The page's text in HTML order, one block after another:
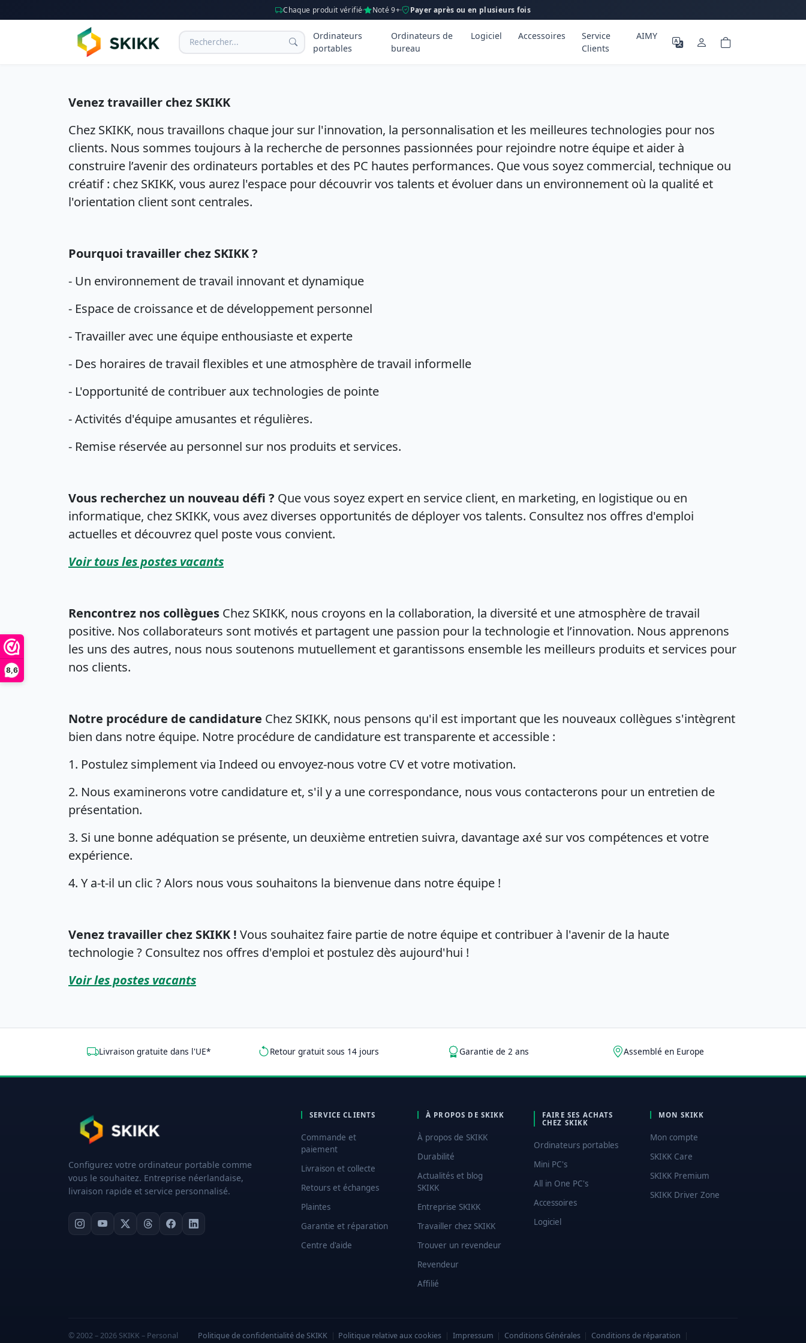
8,6
Chaque produit vérifié Noté 9+ Payer après ou en plusieurs fois
Ordinateurs
portables
Ordinateurs de
bureau
Logiciel Accessoires
Service
Clients
AIMY
Venez travailler chez SKIKK
Chez SKIKK, nous travaillons chaque jour sur l'innovation, la personnalisation et les meilleures technologies pour nos
clients. Nous sommes toujours à la recherche de personnes passionnées pour rejoindre notre équipe et aider à
construire l’avenir des ordinateurs portables et des PC hautes performances. Que vous soyez commercial, technique ou
créatif : chez SKIKK, vous aurez l'espace pour découvrir vos talents et évoluer dans un environnement où la qualité et
l'orientation client sont centrales.
Pourquoi travailler chez SKIKK ?
- Un environnement de travail innovant et dynamique
- Espace de croissance et de développement personnel
- Travailler avec une équipe enthousiaste et experte
- Des horaires de travail flexibles et une atmosphère de travail informelle
- L'opportunité de contribuer aux technologies de pointe
- Activités d'équipe amusantes et régulières.
- Remise réservée au personnel sur nos produits et services.
Vous recherchez un nouveau défi ? Que vous soyez expert en service client, en marketing, en logistique ou en
informatique, chez SKIKK, vous avez diverses opportunités de déployer vos talents. Consultez nos offres d'emploi
actuelles et découvrez quel poste vous convient.
Voir tous les postes vacants
Rencontrez nos collègues Chez SKIKK, nous croyons en la collaboration, la diversité et une atmosphère de travail
positive. Nos collaborateurs sont motivés et partagent une passion pour la technologie et l’innovation. Nous apprenons
les uns des autres, nous nous soutenons mutuellement et garantissons ensemble les meilleurs produits et services pour
nos clients.
Notre procédure de candidature Chez SKIKK, nous pensons qu'il est important que les nouveaux collègues s'intègrent
bien dans notre équipe. Notre procédure de candidature est transparente et accessible :
1. Postulez simplement via Indeed ou envoyez-nous votre CV et votre motivation.
2. Nous examinerons votre candidature et, s'il y a une correspondance, nous vous contacterons pour un entretien de
présentation.
3. Si une bonne adéquation se présente, un deuxième entretien suivra, davantage axé sur vos compétences et votre
expérience.
4. Y a-t-il un clic ? Alors nous vous souhaitons la bienvenue dans notre équipe !
Venez travailler chez SKIKK ! Vous souhaitez faire partie de notre équipe et contribuer à l'avenir de la haute
technologie ? Consultez nos offres d'emploi et postulez dès aujourd'hui !
Voir les postes vacants
Livraison gratuite dans l'UE* Retour gratuit sous 14 jours Garantie de 2 ans Assemblé en Europe
Configurez votre ordinateur portable comme
vous le souhaitez. Entreprise néerlandaise,
livraison rapide et service personnalisé.
SERVICE CLIENTS
Commande et
paiement
Livraison et collecte
Retours et échanges
Plaintes
Garantie et réparation
Centre d'aide
À PROPOS DE SKIKK
À propos de SKIKK
Durabilité
Actualités et blog
SKIKK
Entreprise SKIKK
Travailler chez SKIKK
Trouver un revendeur
Revendeur
Affilié
FAIRE SES ACHATS
CHEZ SKIKK
Ordinateurs portables
Mini PC's
All in One PC's
Accessoires
Logiciel
MON SKIKK
Mon compte
SKIKK Care
SKIKK Premium
SKIKK Driver Zone
© 2002 – 2026 SKIKK – Personal
Politique de confidentialité de SKIKK | Politique relative aux cookies | Impressum | Conditions Générales | Conditions de réparation |